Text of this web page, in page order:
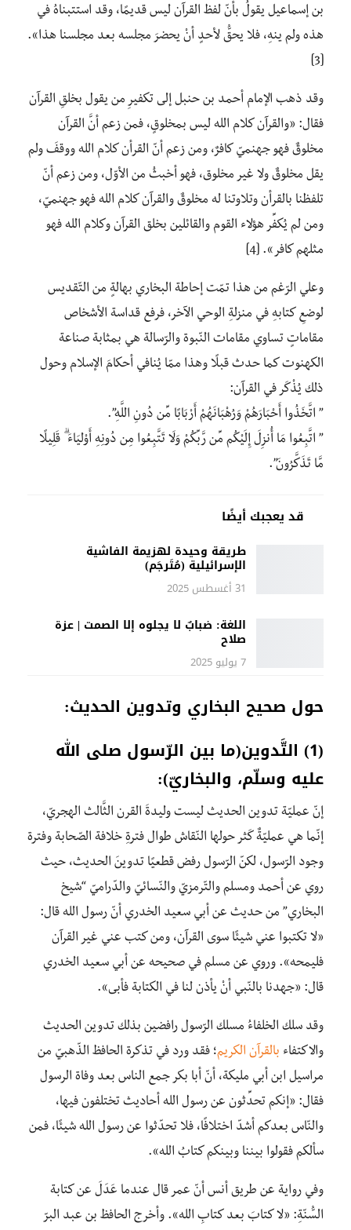
بن إسماعيل يقولُ بأنّ لفظ القرآن ليس قديمًا، وقد استتبناهُ في
هذه ولم ينهِ، فلا يحقُّ لأحدٍ أنْ يحضرَ مجلسه بعد مجلسنا هذا».
[3]
وقد ذهب الإمام أحمد بن حنبل إلى تكفيرِ من يقول بخلقِ القرآن
فقال: «والقرآن كلام الله ليس بمخلوقٍ، فمن زعم أنَّ القرآن
مخلوقٌ فهو جهنميّ كافرٌ، ومن زعم أنّ القرأن كلام الله ووقفَ ولم
يقل مخلوقٌ ولا غير مخلوق، فهو أخبثُ من الأوّل، ومن زعم أنّ
تلفظنا بالقرأن وتلاوتنا له مخلوقٌ والقرآن كلام الله فهو جهنميّ،
ومن لم يُكفِّر هؤلاء القوم والقائلين بخلق القرآن وكلام الله فهو
مثلهم كافر». [4]
وعلي الرّغم من هذا تمّت إحاطة البخاري بهالةٍ من التّقديس
لوضعِ كتابهِ في منزلةِ الوحي الآخر، فرفع قداسة الأشخاص
مقاماتٍ تساوي مقامات النّبوة والرّسالة هي بمثابة صناعة
الكهنوت كما حدث قبلًا وهذا ممّا يُنافي أحكامَ الإسلام وحول
ذلك يُذْكَر في القرآن:
” اتَّخَذُوا أَحْبَارَهُمْ وَرُهْبَانَهُمْ أَرْبَابًا مِّن دُونِ اللَّهِ”.
” اتَّبِعُوا مَا أُنزِلَ إِلَيْكُم مِّن رَّبِّكُمْ وَلَا تَتَّبِعُوا مِن دُونِهِ أَوْلِيَاءَ ۗ قَلِيلًا
مَّا تَذَكَّرُونَ”.
قد يعجبك أيضًا
طريقة وحيدة لهزيمة الفاشية
الإسرائيلية (مُتَرجَم)
31 أغسطس 2025
اللغة: ضبابٌ لا يجلوه إلا الصمت | عزة
صلاح
7 يوليو 2025
حول صحيح البخاري وتدوين الحديث:
(1) التَّدوين(ما بين الرّسول صلى الله
عليه وسلّم، والبخاريّ):
إنّ عمليّة تدوين الحديث ليست وليدةَ القرن الثَّالث الهجريّ،
إنّما هي عمليّةٌ كَثر حولها النّقاش طوال فترةِ خلافة الصّحابة وفترة
وجود الرّسول، لكنّ الرّسول رفض قطعيًا تدوينَ الحديث، حيث
روي عن أحمد ومسلم والتّرمزيّ والنّسائيّ والدّراميّ “شيخ
البخاري” من حديث عن أبي سعيد الخدري أنّ رسول الله قال:
«لا تكتبوا عني شيئًا سوى القرآن، ومن كتب عني غير القرآن
فليمحه». وروي عن مسلم في صحيحه عن أبي سعيد الخدري
قال: «جهدنا بالنّبي أنْ يأذن لنا في الكتابة فأبى».
وقد سلك الخلفاءُ مسلك الرّسول رافضين بذلك تدوين الحديث
والاكتفاء بالقرآن الكريم؛ فقد ورد في تذكرة الحافظ الذّهبيّ من
مراسيل ابن أبي مليكة، أنّ أبا بكر جمع الناس بعد وفاة الرسول
فقال: «إنكم تحدِّثون عن رسول الله أحاديث تختلفون فيها،
والنّاس بعدكم أشدّ اختلافًا، فلا تحدّثوا عن رسول الله شيئًا، فمن
سألكم فقولوا بيننا وبينكم كتابُ الله».
وفي رواية عن طريق أنس أنّ عمر قال عندما عَدَلَ عن كتابة
السُّنّةِ: «لا كتابَ بعد كتابِ الله». وأخرج الحافظ بن عبد البرّ